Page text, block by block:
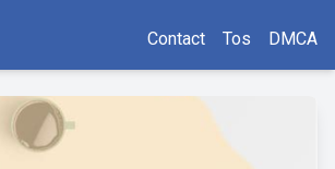
Contact Tos DMCA